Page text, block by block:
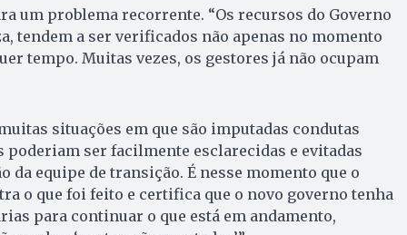
um problema recorrente. “Os recursos do Governo
tendem a ser verificados não apenas no momento
tempo. Muitas vezes, os gestores já não ocupam
situações em que são imputadas condutas
poderiam ser facilmente esclarecidas e evitadas
da equipe de transição. É nesse momento que o
o que foi feito e certifica que o novo governo tenha
para continuar o que está em andamento,